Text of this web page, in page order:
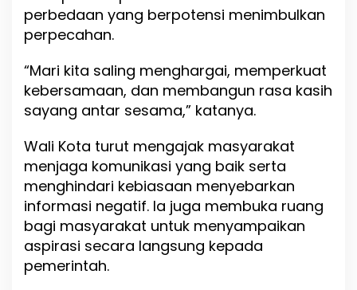
perbedaan yang berpotensi menimbulkan
perpecahan.
“Mari kita saling menghargai, memperkuat
kebersamaan, dan membangun rasa kasih
sayang antar sesama,” katanya.
Wali Kota turut mengajak masyarakat
menjaga komunikasi yang baik serta
menghindari kebiasaan menyebarkan
informasi negatif. Ia juga membuka ruang
bagi masyarakat untuk menyampaikan
aspirasi secara langsung kepada
pemerintah.